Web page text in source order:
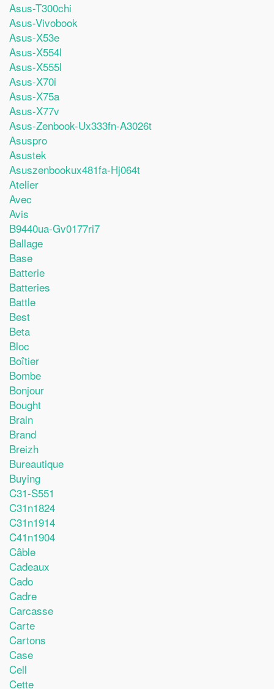
Asus-T300chi
Asus-Vivobook
Asus-X53e
Asus-X554l
Asus-X555l
Asus-X70i
Asus-X75a
Asus-X77v
Asus-Zenbook-Ux333fn-A3026t
Asuspro
Asustek
Asuszenbookux481fa-Hj064t
Atelier
Avec
Avis
B9440ua-Gv0177ri7
Ballage
Base
Batterie
Batteries
Battle
Best
Beta
Bloc
Boîtier
Bombe
Bonjour
Bought
Brain
Brand
Breizh
Bureautique
Buying
C31-S551
C31n1824
C31n1914
C41n1904
Câble
Cadeaux
Cado
Cadre
Carcasse
Carte
Cartons
Case
Cell
Cette